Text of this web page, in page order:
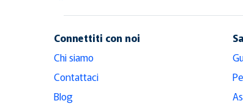
Connettiti con noi
Chi siamo
Contattaci
Blog